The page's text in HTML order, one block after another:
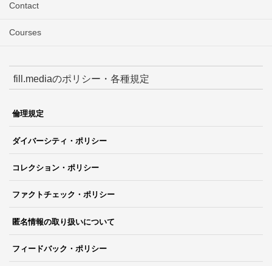
Contact
Courses
fill.mediaのポリシー・各種規定
倫理規定
ダイバーシティ・ポリシー
コレクション・ポリシー
ファクトチェック・ポリシー
匿名情報の取り扱いについて
フィードバック・ポリシー